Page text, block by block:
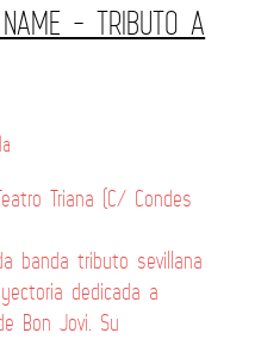
- TRIBUTO A
Triana (C/ Condes
banda tributo sevillana
dedicada a
Bon Jovi. Su